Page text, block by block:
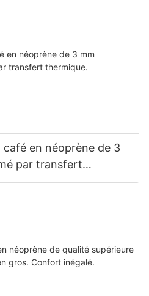
en néoprène de 3
par transfert